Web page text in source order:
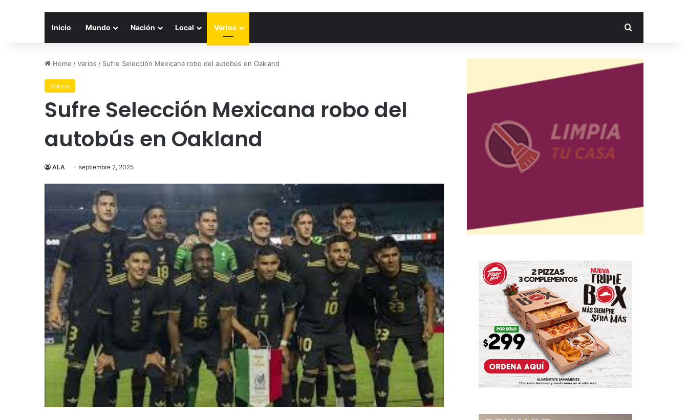
Inicio Mundo Nación Local Varios Search for
Home /Varios / Sufre Selección Mexicana robo del autobús en Oakland
Varios
Sufre Selección Mexicana robo del
autobús en Oakland
ALA septiembre 2, 2025